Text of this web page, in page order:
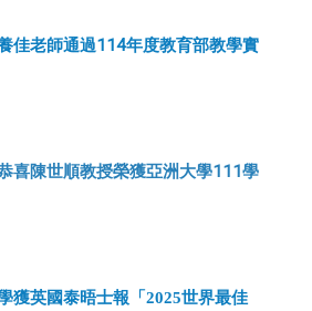
佳老師通過114年度教育部教學實
喜陳世順教授榮獲亞洲大學111學
獲英國泰晤士報「2025世界最佳